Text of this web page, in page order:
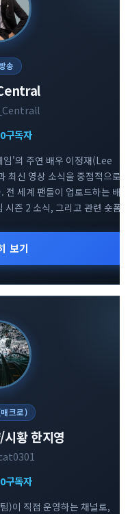
송
구독자
'의 주연 배우 이정재(Lee
최신 영상 소식을 중점적으로
세계 팬들이 업로드하는 배우
즌 2 소식, 그리고 관련 숏폼
틱톡 트렌드를 감상하고 소통
니다.
보기
크로)
황 한지영
구독자
)이 직접 운영하는 채널로,